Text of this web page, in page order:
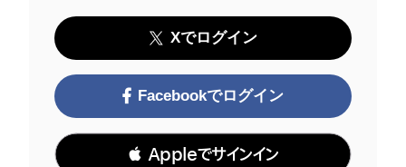
Xでログイン
Facebookでログイン
 Appleでサインイン